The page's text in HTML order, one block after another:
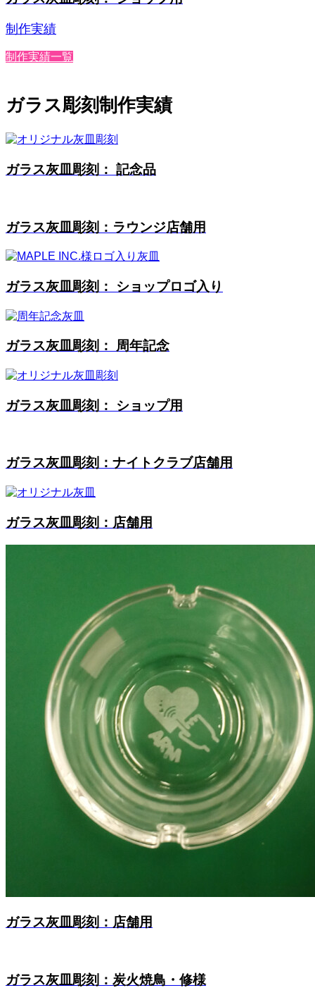
制作実績
制作実績一覧
ガラス彫刻制作実績
ガラス灰皿彫刻： 記念品
ガラス灰皿彫刻：ラウンジ店舗用
ガラス灰皿彫刻： ショップロゴ入り
ガラス灰皿彫刻： 周年記念
ガラス灰皿彫刻： ショップ用
ガラス灰皿彫刻：ナイトクラブ店舗用
ガラス灰皿彫刻：店舗用
ガラス灰皿彫刻：店舗用
ガラス灰皿彫刻：炭火焼鳥・修様